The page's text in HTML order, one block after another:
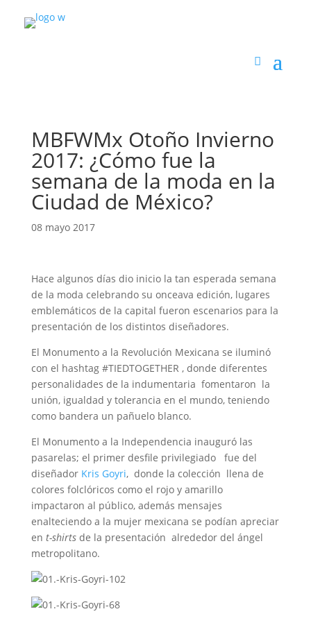
MBFWMx Otoño Invierno
2017: ¿Cómo fue la
semana de la moda en la
Ciudad de México?
08 mayo 2017
Hace algunos días dio inicio la tan esperada semana
de la moda celebrando su onceava edición, lugares
emblemáticos de la capital fueron escenarios para la
presentación de los distintos diseñadores.
El Monumento a la Revolución Mexicana se iluminó
con el hashtag #TIEDTOGETHER , donde diferentes
personalidades de la indumentaria fomentaron la
unión, igualdad y tolerancia en el mundo, teniendo
como bandera un pañuelo blanco.
El Monumento a la Independencia inauguró las
pasarelas; el primer desfile privilegiado fue del
diseñadorKris Goyri, donde la colección llena de
colores folclóricos como el rojo y amarillo
impactaron al público, además mensajes
enalteciendo a la mujer mexicana se podían apreciar
en t-shirtsde la presentación alrededor del ángel
metropolitano.